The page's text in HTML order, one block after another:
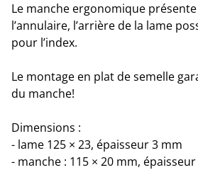
Le manche ergonomique
l’annulaire, l’arrière de la lame
pour l’index.
Le montage en plat de semelle
du manche!
Dimensions :
- lame 125 × 23, épaisseur 3 mm
- manche : 115 × 20 mm,